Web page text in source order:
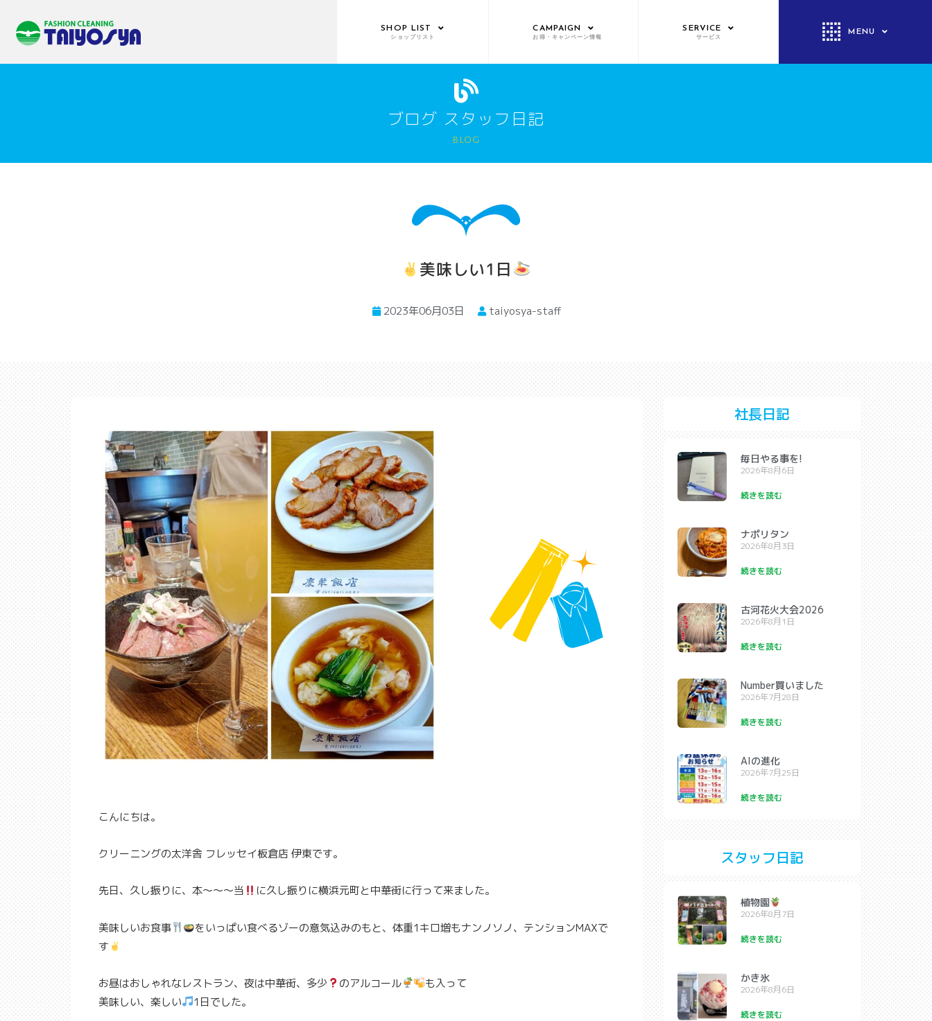
SHOP LIST
ショップリスト
CAMPAIGN
お得・キャンペーン情報
SERVICE
サービス MENU
ブログ スタッフ日記
blog
美味しい1日
2023年06月03日 taiyosya-staff
こんにちは。
クリーニングの太洋舎 フレッセイ板倉店 伊東です。
先日、久し振りに、本～～～当 に久し振りに横浜元町と中華街に行って来ました。
美味しいお食事
をいっぱい食べるゾーの意気込みのもと、体重1キロ増もナンノソノ、テンションMAXで
す
お昼はおしゃれなレストラン、夜は中華街、多少 のアルコール
も入って
美味しい、楽しい
1日でした。
社長日記
毎日やる事を!
2026年8月6日
続きを読む
ナポリタン
2026年8月3日
続きを読む
古河花火大会2026
2026年8月1日
続きを読む
Number買いました
2026年7月28日
続きを読む
AIの進化
2026年7月25日
続きを読む
スタッフ日記
植物園
2026年8月7日
続きを読む
かき氷
2026年8月6日
続きを読む